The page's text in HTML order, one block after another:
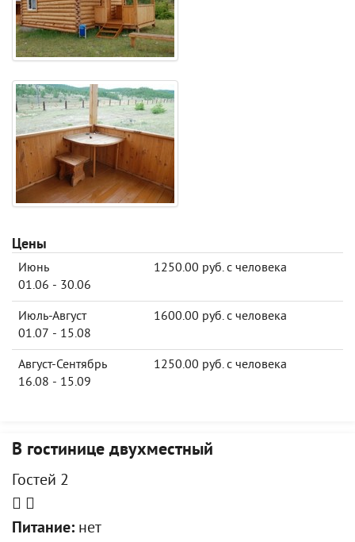
Цены
Июнь
01.06 - 30.06
1250.00 руб. с человека
Июль-Август
01.07 - 15.08
1600.00 руб. с человека
Август-Сентябрь
16.08 - 15.09
1250.00 руб. с человека
В гостинице двухместный
Гостей 2
Питание: нет